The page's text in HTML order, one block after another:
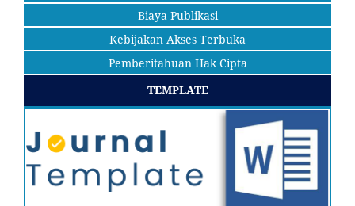
Biaya Publikasi
Kebijakan Akses Terbuka
Pemberitahuan Hak Cipta
TEMPLATE